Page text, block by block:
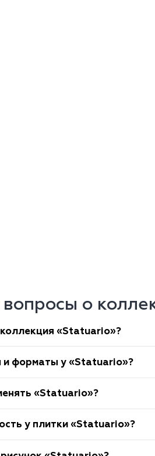
о
«Statuario»?
и форматы у «Statuario»?
«Statuario»?
у плитки «Statuario»?